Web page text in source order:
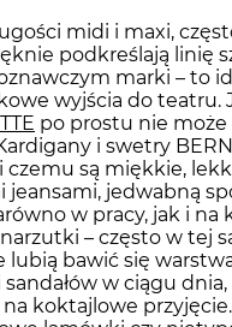
midi i maxi,
podkreślają linię
marki – to
wyjścia do teatru.
po prostu nie może
i swetry
są miękkie,
jedwabną
w pracy, jak i na
– często w tej
bawić się
w ciągu
koktajlowe